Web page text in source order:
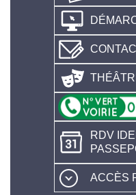
RDV
ACCÈS